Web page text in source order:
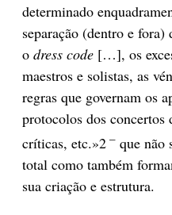
determinado
separação (dentro e fora)
o dress code […], os
maestros e solistas, as
regras que governam os
protocolos dos concertos
críticas, etc.»2 – que não
total como também
sua criação e estrutura.